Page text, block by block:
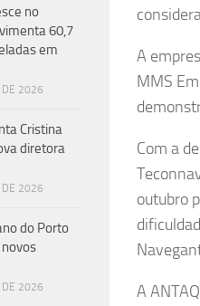
A
MMS
Com a
outubro
A
no
60,7
em
DE 2026
Cristina
diretora
DE 2026
do Porto
DE 2026